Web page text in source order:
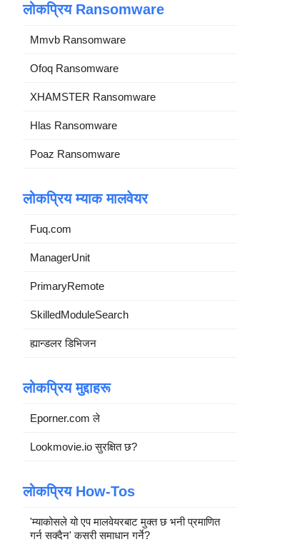
लोकप्रिय Ransomware
Mmvb Ransomware
Ofoq Ransomware
XHAMSTER Ransomware
Hlas Ransomware
Poaz Ransomware
लोकप्रिय म्याक मालवेयर
Fuq.com
ManagerUnit
PrimaryRemote
SkilledModuleSearch
ह्यान्डलर डिभिजन
लोकप्रिय मुद्दाहरू
Eporner.com ले
Lookmovie.io सुरक्षित छ?
लोकप्रिय How-Tos
'म्याकोसले यो एप मालवेयरबाट मुक्त छ भनी प्रमाणित
गर्न सक्दैन' कसरी समाधान गर्ने?